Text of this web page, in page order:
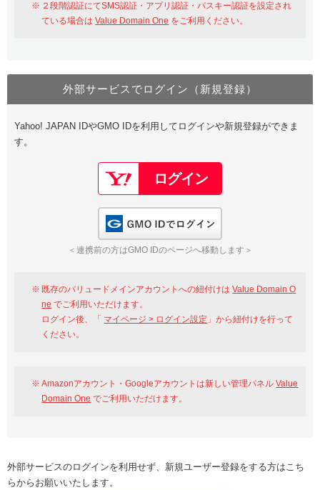
おすすめ One レンタルサーバーを含む最新の機能を使う方
Value Domain Oneにログイン
Google
GMO ID Amazon
※AmazonはValue Domain Oneのログイン画面へ遷移します
Value Domain Oneアカウント作成
以下でも登録可能
Google Yahoo!
GMO ID
２段階認証にてSMS認証・アプリ認証・パスキー認証を設定され
ている場合はValue Domain One をご利用ください。
外部サービスでログイン（新規登録）
Yahoo! JAPAN IDやGMO IDを利用してログインや新規登録ができま
す。
＜連携前の方はGMO IDのページへ移動します＞
既存のバリュードメインアカウントへの紐付けはValue Domain O
ne でご利用いただけます。
ログイン後、「 マイページ > ログイン設定 」から紐付けを行って
ください。
Amazonアカウント・Googleアカウントは新しい管理パネルValue
Domain One でご利用いただけます。
外部サービスのログインを利用せず、新規ユーザー登録をする方はこち
らからお願いいたします。